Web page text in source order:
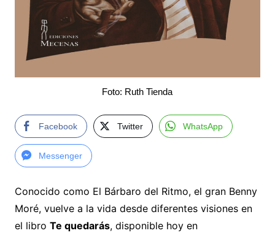
Foto: Ruth Tienda
Facebook Twitter WhatsApp
Messenger
Conocido como El Bárbaro del Ritmo, el gran Benny
Moré, vuelve a la vida desde diferentes visiones en
el libro Te quedarás, disponible hoy en